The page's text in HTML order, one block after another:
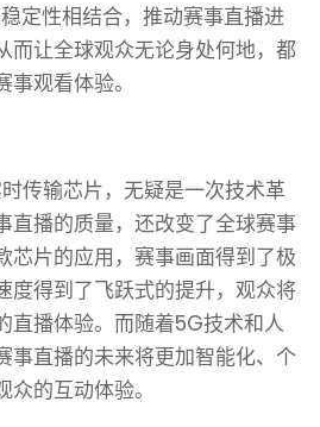
定性相结合，推动赛事直播进
而让全球观众无论身处何地，都
观看体验。
传输芯片，无疑是一次技术革
直播的质量，还改变了全球赛事
芯片的应用，赛事画面得到了极
度得到了飞跃式的提升，观众将
直播体验。而随着5G技术和人
事直播的未来将更加智能化、个
的互动体验。